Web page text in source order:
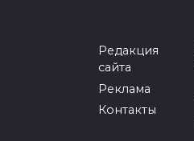
Редакция
сайта
Реклама
Контакты